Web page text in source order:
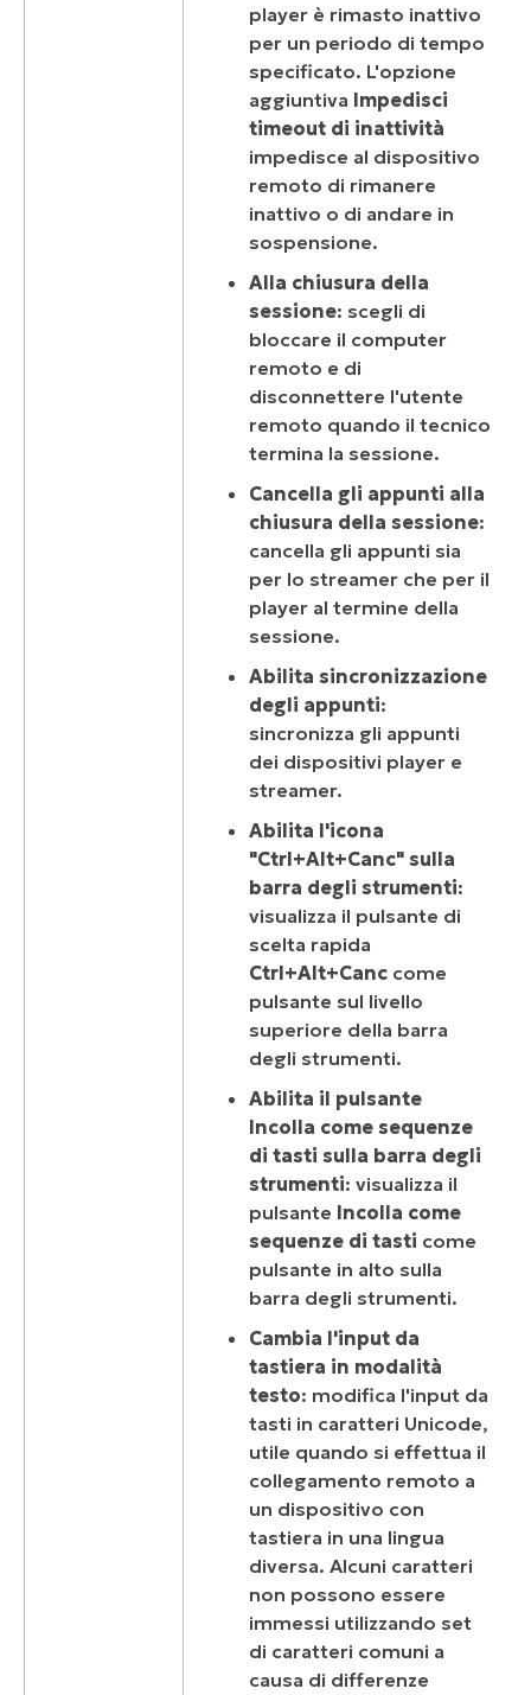
player è rimasto inattivo
per un periodo di tempo
specificato. L'opzione
aggiuntiva Impedisci
timeout di inattività
impedisce al dispositivo
remoto di rimanere
inattivo o di andare in
sospensione.
Alla chiusura della
sessione: scegli di
bloccare il computer
remoto e di
disconnettere l'utente
remoto quando il tecnico
termina la sessione.
Cancella gli appunti alla
chiusura della sessione:
cancella gli appunti sia
per lo streamer che per il
player al termine della
sessione.
Abilita sincronizzazione
degli appunti:
sincronizza gli appunti
dei dispositivi player e
streamer.
Abilita l'icona
"Ctrl+Alt+Canc" sulla
barra degli strumenti:
visualizza il pulsante di
scelta rapida
Ctrl+Alt+Canc come
pulsante sul livello
superiore della barra
degli strumenti.
Abilita il pulsante
Incolla come sequenze
di tasti sulla barra degli
strumenti: visualizza il
pulsante Incolla come
sequenze di tasti come
pulsante in alto sulla
barra degli strumenti.
Cambia l'input da
tastiera in modalità
testo: modifica l'input da
tasti in caratteri Unicode,
utile quando si effettua il
collegamento remoto a
un dispositivo con
tastiera in una lingua
diversa. Alcuni caratteri
non possono essere
immessi utilizzando set
di caratteri comuni a
causa di differenze